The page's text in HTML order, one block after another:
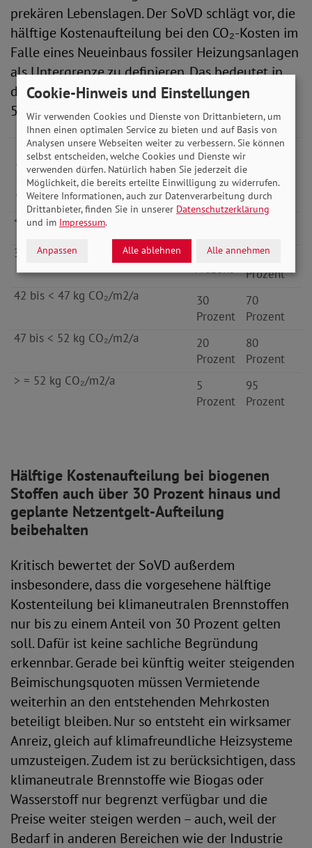
prekären Lebenslagen. Der SoVD schlägt vor, die
hälftige Kostenaufteilung bei den CO₂-Kosten im
Falle eines Neueinbaus fossiler Heizungsanlagen
als Untergrenze zu definieren. Das bedeutet in
der Folge eine gestaffelte Ausgestaltung des §
5a in insgesamt 5 Stufen:
Kohlendioxidausstoß des
vermieteten Gebäudes oder
der Wohnung pro Quadratmeter
Wohnfläche und Jahr
Anteil
Mieter
Anteil
Vermieter
< 37 kg CO₂/m2/a
37 bis < 42 kg CO₂/m2/a
Prozent
60
Prozent
42 bis < 47 kg CO₂/m2/a
30
Prozent
70
Prozent
47 bis < 52 kg CO₂/m2/a
20
Prozent
80
Prozent
> = 52 kg CO₂/m2/a
5
Prozent
95
Prozent
Hälftige Kostenaufteilung bei biogenen
Stoffen auch über 30 Prozent hinaus und
geplante Netzentgelt-Aufteilung
beibehalten
Kritisch bewertet der SoVD außerdem
insbesondere, dass die vorgesehene hälftige
Kostenteilung bei klimaneutralen Brennstoffen
nur bis zu einem Anteil von 30 Prozent gelten
soll. Dafür ist keine sachliche Begründung
erkennbar. Gerade bei künftig weiter steigenden
Beimischungsquoten müssen Vermietende
weiterhin an den entstehenden Mehrkosten
beteiligt bleiben. Nur so entsteht ein wirksamer
Anreiz, gleich auf klimafreundliche Heizsysteme
umzusteigen. Zudem ist zu berücksichtigen, dass
klimaneutrale Brennstoffe wie Biogas oder
Wasserstoff nur begrenzt verfügbar und die
Preise weiter steigen werden – auch, weil der
Bedarf in anderen Bereichen wie der Industrie
Cookie-Hinweis und Einstellungen
Wir verwenden Cookies und Dienste von Drittanbietern, um
Ihnen einen optimalen Service zu bieten und auf Basis von
Analysen unsere Webseiten weiter zu verbessern. Sie können
selbst entscheiden, welche Cookies und Dienste wir
verwenden dürfen. Natürlich haben Sie jederzeit die
Möglichkeit, die bereits erteilte Einwilligung zu widerrufen.
Weitere Informationen, auch zur Datenverarbeitung durch
Drittanbieter, finden Sie in unserer Datenschutzerklärung
und im Impressum.
Anpassen Alle ablehnen Alle annehmen